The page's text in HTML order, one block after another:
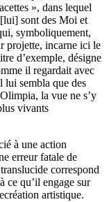
», dans lequel
sont des Moi et
symboliquement,
projette, incarne ici le
d’exemple, désigne
il regardait avec
lui sembla que des
la vue ne s’y
vivants
à une action
erreur fatale de
correspond
ce qu’il engage sur
artistique.